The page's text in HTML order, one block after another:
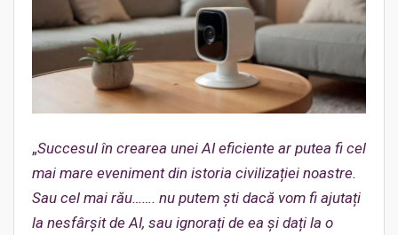
„Succesul în crearea unei AI eficiente ar putea fi cel
mai mare eveniment din istoria civilizației noastre.
Sau cel mai rău……. nu putem ști dacă vom fi ajutați
la nesfârșit de AI, sau ignorați de ea și dați la o